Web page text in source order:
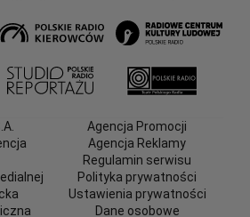
Agencja Promocji
Agencja Reklamy
Regulamin serwisu
Polityka prywatności
Ustawienia prywatności
Dane osobowe